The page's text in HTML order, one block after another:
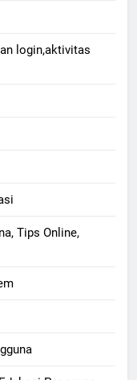
login,aktivitas
Tips Online,